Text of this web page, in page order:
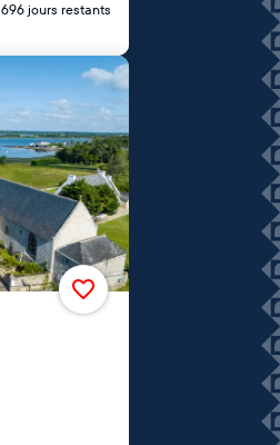
696 jours restants